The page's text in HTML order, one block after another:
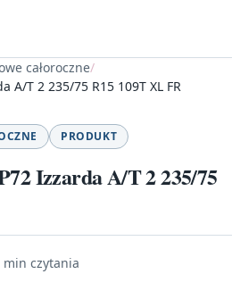
całoroczne/
A/T 2 235/75 R15 109T XL FR
PRODUKT
Izzarda A/T 2 235/75
min czytania